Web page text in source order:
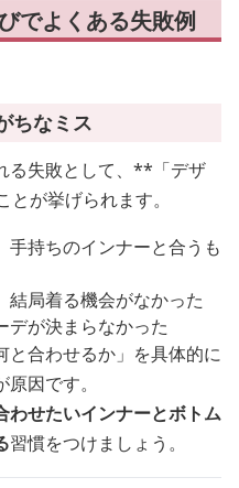
でよくある失敗例
ちなミス
る失敗として、**「デザ
が挙げられます。
手持ちのインナーと合うも
結局着る機会がなかった
デが決まらなかった
と合わせるか」を具体的に
因です。
わせたいインナーとボトム
習慣をつけましょう。